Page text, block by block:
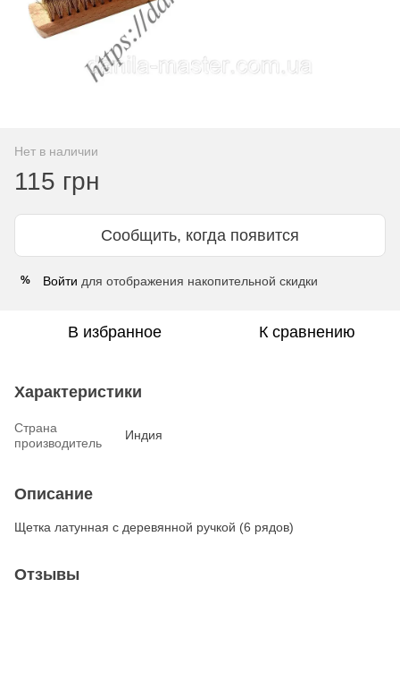
Нет в наличии
115 грн
Сообщить, когда появится
% Войти для отображения накопительной скидки
В избранное К сравнению
Характеристики
Страна
производитель
Индия
Описание
Щетка латунная с деревянной ручкой (6 рядов)
Отзывы